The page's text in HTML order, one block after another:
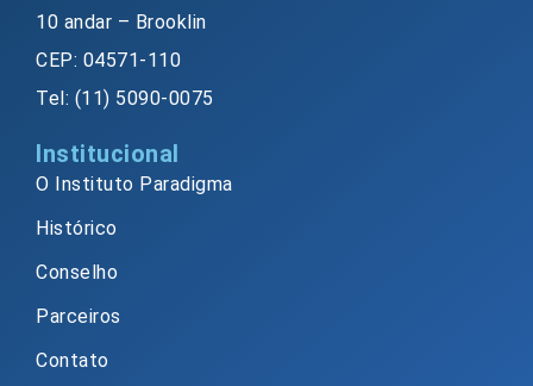
10 andar – Brooklin
CEP: 04571-110
Tel: (11) 5090-0075
Institucional
O Instituto Paradigma
Histórico
Conselho
Parceiros
Contato